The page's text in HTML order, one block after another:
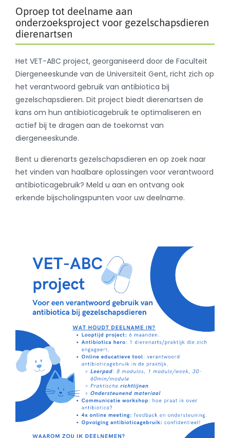
Oproep tot deelname aan
onderzoeksproject voor gezelschapsdieren
dierenartsen
Het VET-ABC project, georganiseerd door de Faculteit
Diergeneeskunde van de Universiteit Gent, richt zich op
het verantwoord gebruik van antibiotica bij
gezelschapsdieren. Dit project biedt dierenartsen de
kans om hun antibioticagebruik te optimaliseren en
actief bij te dragen aan de toekomst van
diergeneeskunde.
Bent u dierenarts gezelschapsdieren en op zoek naar
het vinden van haalbare oplossingen voor verantwoord
antibioticagebruik? Meld u aan en ontvang ook
erkende bijscholingspunten voor uw deelname.